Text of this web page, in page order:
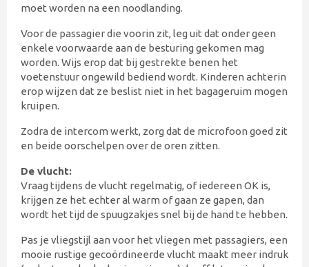
moet worden na een noodlanding.
Voor de passagier die voorin zit, leg uit dat onder geen
enkele voorwaarde aan de besturing gekomen mag
worden. Wijs erop dat bij gestrekte benen het
voetenstuur ongewild bediend wordt. Kinderen achterin
erop wijzen dat ze beslist niet in het bagageruim mogen
kruipen.
Zodra de intercom werkt, zorg dat de microfoon goed zit
en beide oorschelpen over de oren zitten.
De vlucht:
Vraag tijdens de vlucht regelmatig, of iedereen OK is,
krijgen ze het echter al warm of gaan ze gapen, dan
wordt het tijd de spuugzakjes snel bij de hand te hebben.
Pas je vliegstijl aan voor het vliegen met passagiers, een
mooie rustige gecoördineerde vlucht maakt meer indruk